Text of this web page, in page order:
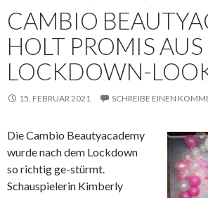
CAMBIO
HOLT PROMIS
LOCKDOWN-
15. FEBRUAR 2021 SCHREIBE EINEN
Die Cambio Beautyacademy
wurde nach dem Lockdown
so richtig ge-stürmt.
Schauspielerin Kimberly